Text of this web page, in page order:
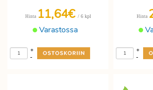
Varastossa
Hinta 11,64€ / 6 kpl
-
+
Hinta
-
+